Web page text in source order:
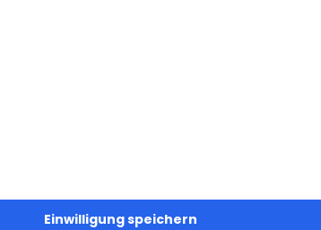
Einwilligung speichern